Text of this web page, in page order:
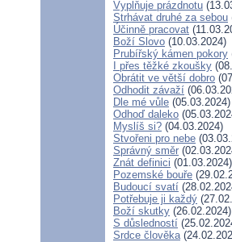
Vyplňuje prázdnotu
Strhávat druhé za sebou
Účinně pracovat
Boží Slovo (10.03.2024)
Prubířský kámen pokory
I přes těžké zkoušky
Obrátit ve větší dobro
Odhodit závaží
Dle mé vůle (05.03.2024)
Odhoď daleko
Myslíš si? (04.03.2024)
Stvořeni pro nebe
Správný směr
Znát definici (01.03.2024)
Pozemské bouře
Budoucí svatí
Potřebuje ji každý
Boží skutky (26.02.2024)
S důsledností
Srdce člověka